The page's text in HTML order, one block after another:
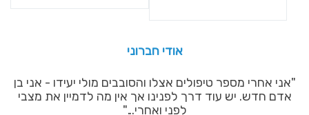
אודי חברוני
"אני אחרי מספר טיפולים אצלו והסובבים מולי יעידו - אני בן
אדם חדש. יש עוד דרך לפנינו אך אין מה לדמיין את מצבי
לפני ואחרי..."